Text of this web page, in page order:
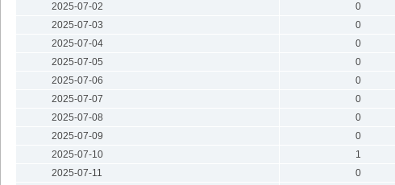
2025-07-02
0
2025-07-03
0
2025-07-04
0
2025-07-05
0
2025-07-06
0
2025-07-07
0
2025-07-08
0
2025-07-09
0
2025-07-10
1
2025-07-11
0